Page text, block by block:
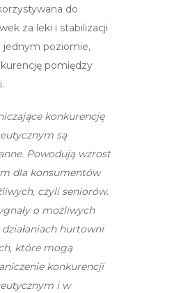
do
za leki i stabilizacji
jednym poziomie,
pomiędzy
konkurencję
są
Powodują wzrost
dla konsumentów
czyli seniorów.
o możliwych
hurtowni
które mogą
konkurencji
i w